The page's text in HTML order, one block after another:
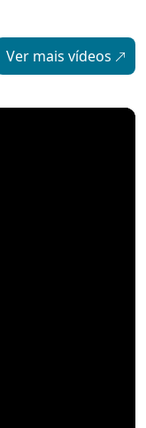
Ver mais vídeos